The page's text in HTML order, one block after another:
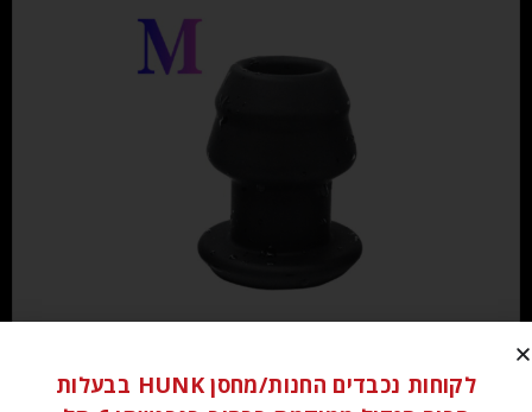
לקוחות נכבדים החנות/מחסן HUNK בבעלות